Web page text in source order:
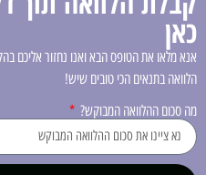
כאן
אנא מלאו את הטופס הבא ואנו נחזור אליכם
הלוואה בתנאים הכי טובים שיש!
מה סכום ההלוואה המבוקש?